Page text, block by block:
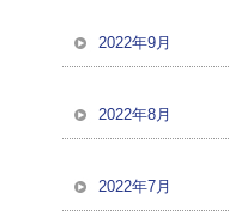
2022年9月
2022年8月
2022年7月